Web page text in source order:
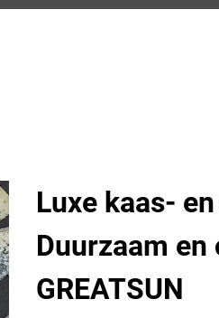
Luxe kaas-
Duurzaam
GREATSUN